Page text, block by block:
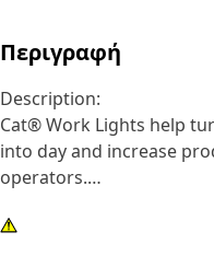
Περιγραφή
Description:
Cat® Work Lights help
into day and increase
operators.
Attributes: